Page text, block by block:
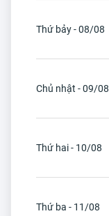
Thứ bảy - 08/08
Chủ nhật - 09/08
Thứ hai - 10/08
Thứ ba - 11/08